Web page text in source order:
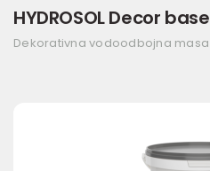
HYDROSOL Decor base
Dekorativna vodoodbojna masa